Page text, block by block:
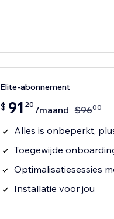
Elite-abonnement
$ 91 20 /maand $9600
Alles is onbeperkt,
Toegewijde
Optimalisatiesessies
Installatie voor jou